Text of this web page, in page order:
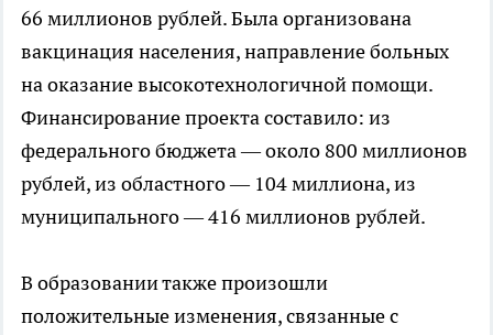
66 миллионов рублей. Была организована
вакцинация населения, направление больных
на оказание высокотехнологичной помощи.
Финансирование проекта составило: из
федерального бюджета — около 800 миллионов
рублей, из областного — 104 миллиона, из
муниципального — 416 миллионов рублей.
В образовании также произошли
положительные изменения, связанные с